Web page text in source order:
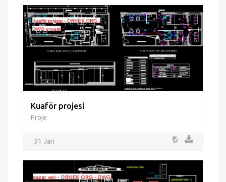
Kuaför projesi
Proje
31 Jan